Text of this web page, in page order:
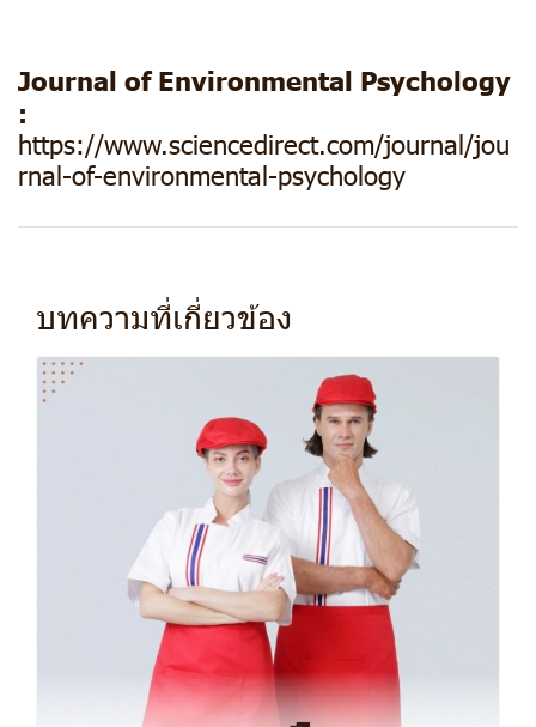
Journal of Environmental Psychology
:
https://www.sciencedirect.com/journal/jou
rnal-of-environmental-psychology
บทความที่เกี่ยวข้อง